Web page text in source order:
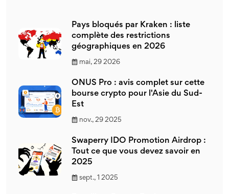
Pays bloqués par Kraken : liste
complète des restrictions
géographiques en 2026
mai, 29 2026
ONUS Pro : avis complet sur cette
bourse crypto pour l'Asie du Sud-
Est
nov., 29 2025
Swaperry IDO Promotion Airdrop :
Tout ce que vous devez savoir en
2025
sept., 1 2025